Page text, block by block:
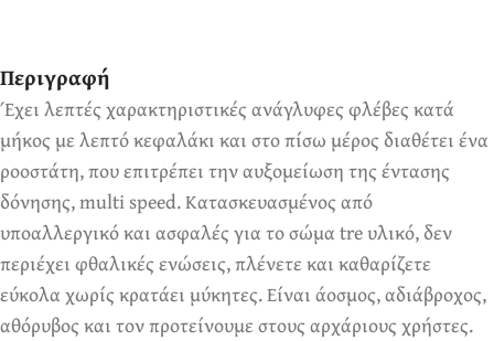
Περιγραφή
Έχει λεπτές χαρακτηριστικές ανάγλυφες φλέβες κατά
μήκος με λεπτό κεφαλάκι και στο πίσω μέρος διαθέτει ένα
ροοστάτη, που επιτρέπει την αυξομείωση της έντασης
δόνησης, multi speed. Κατασκευασμένος από
υποαλλεργικό και ασφαλές για το σώμα tre υλικό, δεν
περιέχει φθαλικές ενώσεις, πλένετε και καθαρίζετε
εύκολα χωρίς κρατάει μύκητες. Είναι άοσμος, αδιάβροχος,
αθόρυβος και τον προτείνουμε στους αρχάριους χρήστες.